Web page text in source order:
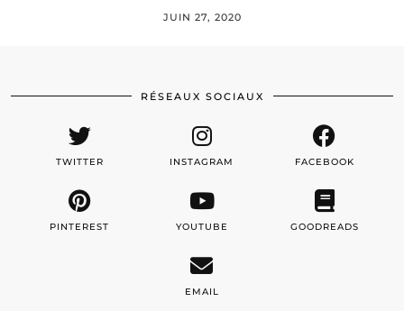
JUIN 27, 2020
RÉSEAUX SOCIAUX
TWITTER INSTAGRAM FACEBOOK
PINTEREST YOUTUBE GOODREADS
EMAIL